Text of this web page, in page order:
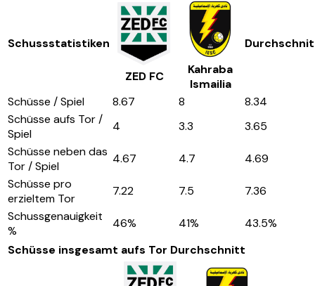
Schussstatistiken
ZED FC
Kahraba
Ismailia
Schüsse / Spiel 8.67 8
8.34
Schüsse aufs Tor /
Spiel
4 3.3
3.65
Schüsse neben das
Tor / Spiel
4.67 4.7
4.69
Schüsse pro
erzieltem Tor
7.22 7.5
7.36
Schussgenauigkeit
%
46% 41% 43.5%
Schüsse insgesamt aufs Tor Durchschnitt